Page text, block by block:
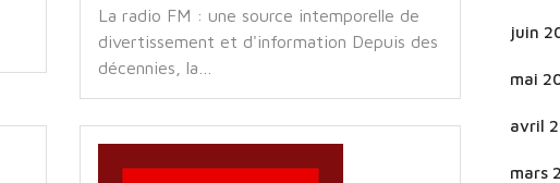
La radio FM : une source intemporelle de
divertissement et d'information Depuis des
décennies, la…
juin
mai
avril
mars